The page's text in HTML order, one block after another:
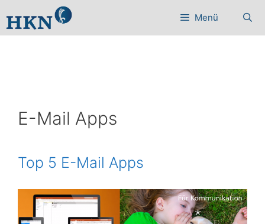
Inhalt
Menü
E-Mail Apps
Top 5 E-Mail Apps